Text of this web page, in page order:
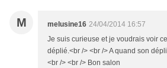
M melusine16 24/04/2014 16:57
Je suis curieuse et je voudrais voir
déplié.<br /> <br /> A quand son
<br /> <br /> Bon salon